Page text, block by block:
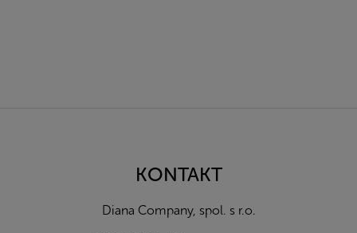
KONTAKT
Diana Company, spol. s r.o.